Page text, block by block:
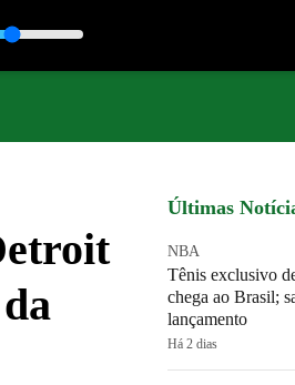
Últimas
NBA
Tênis exclusivo
chega ao Brasil;
lançamento
Há 2 dias